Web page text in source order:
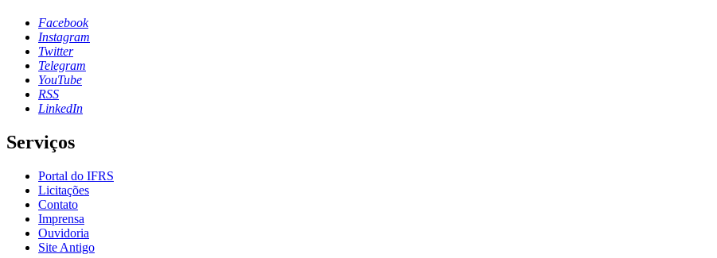
Facebook
Instagram
Twitter
Telegram
YouTube
RSS
LinkedIn
Serviços
Portal do IFRS
Licitações
Contato
Imprensa
Ouvidoria
Site Antigo